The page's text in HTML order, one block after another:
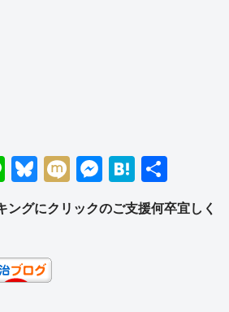
Li
n
e
Bl
e
y
M
ixi
M
ss
H
at
e
有
グにクリックのご支援何卒宜しく